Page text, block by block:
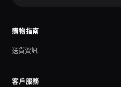
購物指南
送貨資訊
客戶服務